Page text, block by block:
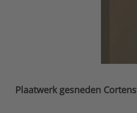
Plaatwerk gesneden